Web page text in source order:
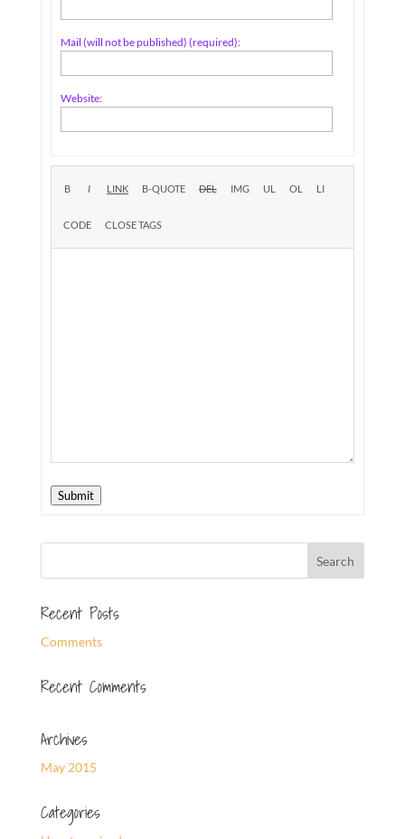
Mail (will not be published) (required):
Website:
Submit
Recent Posts
Comments
Recent Comments
Archives
May 2015
Categories